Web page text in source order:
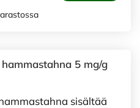
5 mg/g
sisältää